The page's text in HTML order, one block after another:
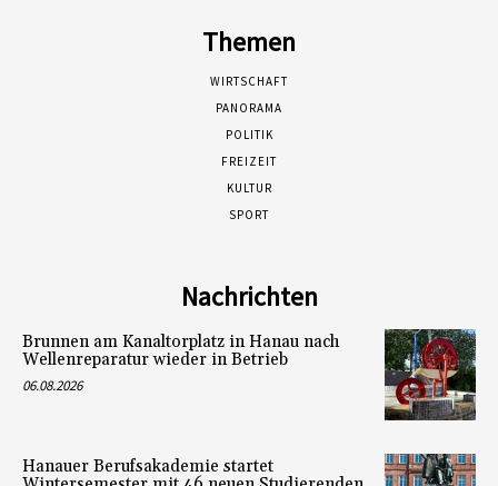
Themen
WIRTSCHAFT
PANORAMA
POLITIK
FREIZEIT
KULTUR
SPORT
Nachrichten
Brunnen am Kanaltorplatz in Hanau nach
Wellenreparatur wieder in Betrieb
06.08.2026
Hanauer Berufsakademie startet